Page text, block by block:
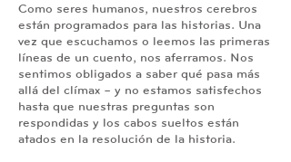
Como seres humanos, nuestros cerebros
están programados para las historias. Una
vez que escuchamos o leemos las primeras
líneas de un cuento, nos aferramos. Nos
sentimos obligados a saber qué pasa más
allá del clímax – y no estamos satisfechos
hasta que nuestras preguntas son
respondidas y los cabos sueltos están
atados en la resolución de la historia.